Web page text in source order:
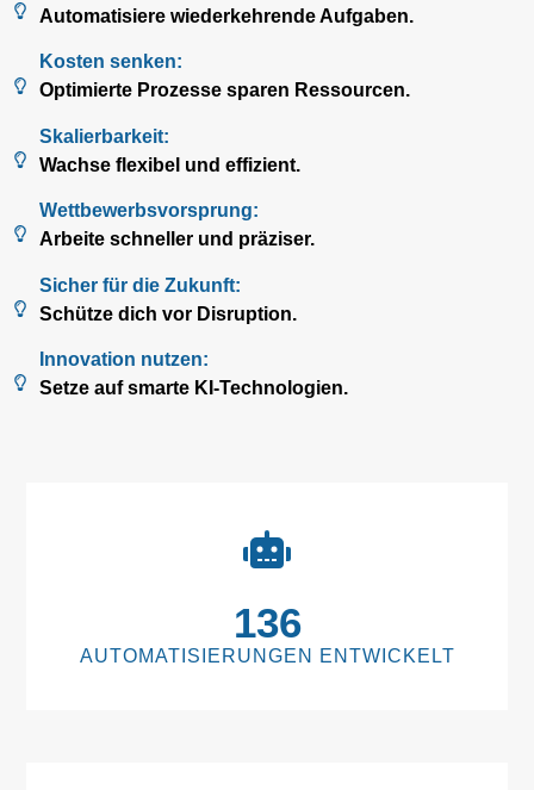
Automatisiere wiederkehrende Aufgaben.
Kosten senken:
Optimierte Prozesse sparen Ressourcen.
Skalierbarkeit:
Wachse flexibel und effizient.
Wettbewerbsvorsprung:
Arbeite schneller und präziser.
Sicher für die Zukunft:
Schütze dich vor Disruption.
Innovation nutzen:
Setze auf smarte KI-Technologien.
136
AUTOMATISIERUNGEN ENTWICKELT